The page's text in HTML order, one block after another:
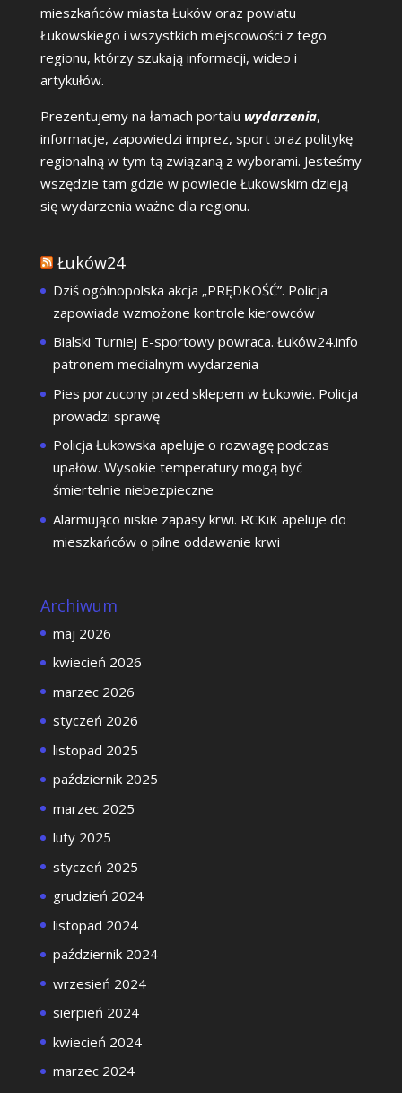
mieszkańców miasta Łuków oraz powiatu
Łukowskiego i wszystkich miejscowości z tego
regionu, którzy szukają informacji, wideo i
artykułów.
Prezentujemy na łamach portalu wydarzenia,
informacje, zapowiedzi imprez, sport oraz politykę
regionalną w tym tą związaną z wyborami. Jesteśmy
wszędzie tam gdzie w powiecie Łukowskim dzieją
się wydarzenia ważne dla regionu.
Łuków24
Dziś ogólnopolska akcja „PRĘDKOŚĆ”. Policja
zapowiada wzmożone kontrole kierowców
Bialski Turniej E-sportowy powraca. Łuków24.info
patronem medialnym wydarzenia
Pies porzucony przed sklepem w Łukowie. Policja
prowadzi sprawę
Policja Łukowska apeluje o rozwagę podczas
upałów. Wysokie temperatury mogą być
śmiertelnie niebezpieczne
Alarmująco niskie zapasy krwi. RCKiK apeluje do
mieszkańców o pilne oddawanie krwi
Archiwum
maj 2026
kwiecień 2026
marzec 2026
styczeń 2026
listopad 2025
październik 2025
marzec 2025
luty 2025
styczeń 2025
grudzień 2024
listopad 2024
październik 2024
wrzesień 2024
sierpień 2024
kwiecień 2024
marzec 2024